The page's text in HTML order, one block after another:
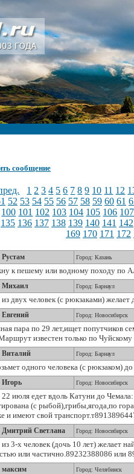
сообщение
1 2 3 4 5 6 7 8 9 10 11 12
52 53 54 55 56 57 58 59 60 61
100 101 102 103 104 105 106 107
135 136 137 138 139 140 141 142
169 170 171 172
Рустам Город: Казань
к пешему или водному походу по
Михаил Город: Барнаул
двух человек (с рюкзаками)
Евгений Город: Новосибирск
пара по 29 лет,ищет попутчиков
известен только по
Виталий Город: Барнаул
одного человека (с рюкзаком)
Игорь Город: Новосибирск
июля едет вдоль Катуни до
(с рыбой),грибы,ягода,по
и имеют свой
Дмитрий Светлана Город: Новосибирск
3-х человек (дочь 10 лет) желает
или частично.89232388086 или
максим Город: Челябинск